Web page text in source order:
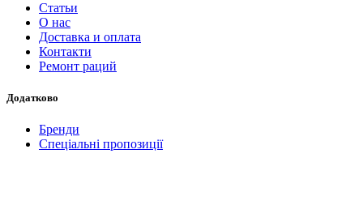
Статьи
О нас
Доставка и оплата
Контакти
Ремонт раций
Додатково
Бренди
Спеціальні пропозиції